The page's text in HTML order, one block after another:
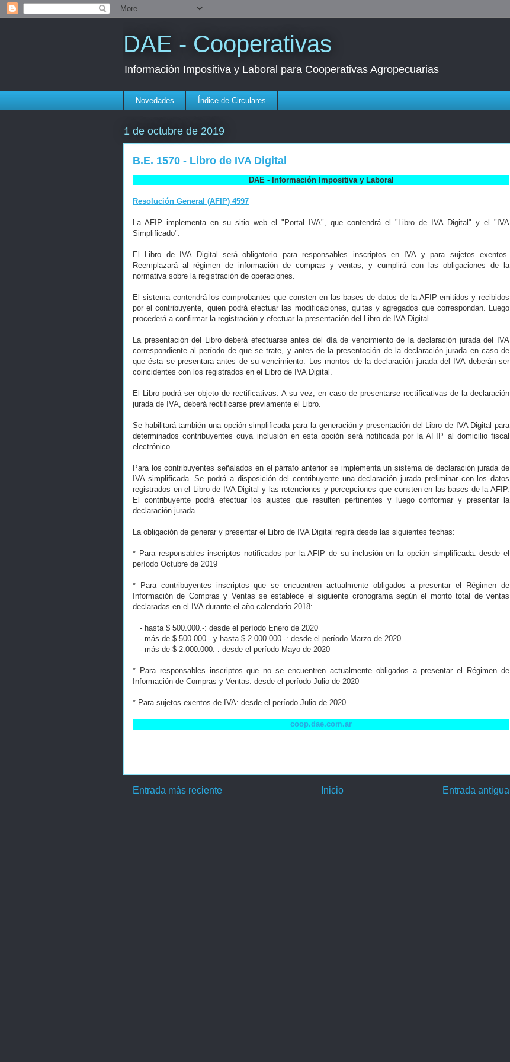
DAE - Cooperativas
Información Impositiva y Laboral para Cooperativas Agropecuarias
Novedades Índice de Circulares
1 de octubre de 2019
B.E. 1570 - Libro de IVA Digital
DAE - Información Impositiva y Laboral
Resolución General (AFIP) 4597
La AFIP implementa en su sitio web el "Portal IVA", que contendrá el "Libro de IVA Digital" y el "IVA
Simplificado".
El Libro de IVA Digital será obligatorio para responsables inscriptos en IVA y para sujetos exentos.
Reemplazará al régimen de información de compras y ventas, y cumplirá con las obligaciones de la
normativa sobre la registración de operaciones.
El sistema contendrá los comprobantes que consten en las bases de datos de la AFIP emitidos y recibidos
por el contribuyente, quien podrá efectuar las modificaciones, quitas y agregados que correspondan. Luego
procederá a confirmar la registración y efectuar la presentación del Libro de IVA Digital.
La presentación del Libro deberá efectuarse antes del día de vencimiento de la declaración jurada del IVA
correspondiente al período de que se trate, y antes de la presentación de la declaración jurada en caso de
que ésta se presentara antes de su vencimiento. Los montos de la declaración jurada del IVA deberán ser
coincidentes con los registrados en el Libro de IVA Digital.
El Libro podrá ser objeto de rectificativas. A su vez, en caso de presentarse rectificativas de la declaración
jurada de IVA, deberá rectificarse previamente el Libro.
Se habilitará también una opción simplificada para la generación y presentación del Libro de IVA Digital para
determinados contribuyentes cuya inclusión en esta opción será notificada por la AFIP al domicilio fiscal
electrónico.
Para los contribuyentes señalados en el párrafo anterior se implementa un sistema de declaración jurada de
IVA simplificada. Se podrá a disposición del contribuyente una declaración jurada preliminar con los datos
registrados en el Libro de IVA Digital y las retenciones y percepciones que consten en las bases de la AFIP.
El contribuyente podrá efectuar los ajustes que resulten pertinentes y luego conformar y presentar la
declaración jurada.
La obligación de generar y presentar el Libro de IVA Digital regirá desde las siguientes fechas:
* Para responsables inscriptos notificados por la AFIP de su inclusión en la opción simplificada: desde el
período Octubre de 2019
* Para contribuyentes inscriptos que se encuentren actualmente obligados a presentar el Régimen de
Información de Compras y Ventas se establece el siguiente cronograma según el monto total de ventas
declaradas en el IVA durante el año calendario 2018:
- hasta $ 500.000.-: desde el período Enero de 2020
- más de $ 500.000.- y hasta $ 2.000.000.-: desde el período Marzo de 2020
- más de $ 2.000.000.-: desde el período Mayo de 2020
* Para responsables inscriptos que no se encuentren actualmente obligados a presentar el Régimen de
Información de Compras y Ventas: desde el período Julio de 2020
* Para sujetos exentos de IVA: desde el período Julio de 2020
coop.dae.com.ar
Entrada más reciente Entrada antigua
Inicio